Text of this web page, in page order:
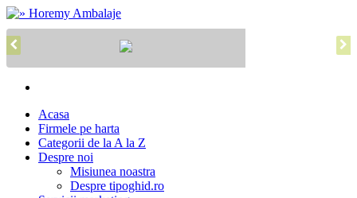
Acasa
Firmele pe harta
Categorii de la A la Z
Despre noi
Misiunea noastra
Despre tipoghid.ro